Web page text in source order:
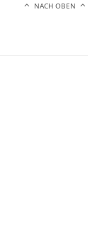
NACH OBEN